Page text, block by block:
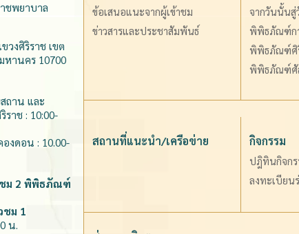
ชพยาบาล
วงศิริราช เขต
หานคร 10700
ถาน และ
าช : 10:00-
งดอน : 10.00-
ม 2 พิพิธภัณฑ์
ชม 1
น.
ข้อเสนอแนะจากผู้เข้าชม
ข่าวสารและประชาสัมพันธ์
จากวันนั้นสู่
พิพิธภัณฑ์ก
พิพิธภัณฑ์ศิ
พิพิธภัณฑ์ศั
สถานที่แนะนำ/เครือข่าย กิจกรรม
ปฎิทินกิจกร
ลงทะเบียน